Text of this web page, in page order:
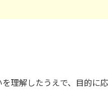
理解したうえで、目的に